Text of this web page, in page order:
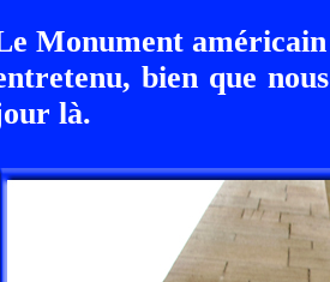
Monument
bien que
là.